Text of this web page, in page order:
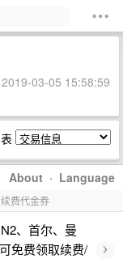
03-05 15:58:59
About · Language
费代金券
、首尔、曼
免费领取续费/
›